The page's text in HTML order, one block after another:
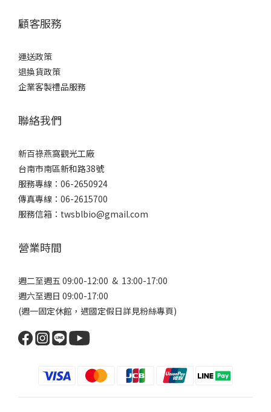
顧客服務
運送政策
退換貨政策
企業客製禮品服務
聯絡我們
新百祿燕窩觀光工廠
台南市南區新和路38號
服務專線：06-2650924
傳真專線：06-2615700
服務信箱：twsblbio@gmail.com
營業時間
週二至週五 09:00-12:00 & 13:00-17:00
週六至週日 09:00-17:00
(週一固定休館，遇國定假日詳見粉絲專頁)